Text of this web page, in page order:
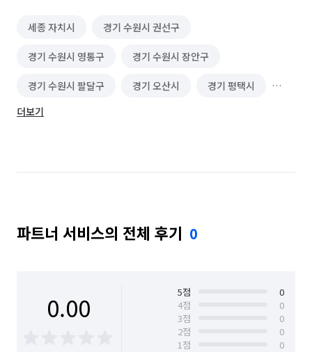
세종 자치시 경기 수원시 권선구
경기 수원시 영통구 경기 수원시 장안구
경기 수원시 팔달구 경기 오산시 경기 평택시
충남 아산시
충북 청주시 서원구 충북 청주시 청원구
더보기
파트너 서비스의 전체 후기 0
0.00 5점
0
4점
0
3점
0
2점
0
1점
0